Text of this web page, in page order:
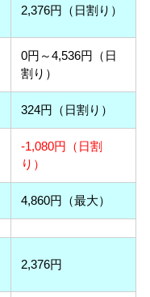
2,376円（日割り）
0円～4,536円（日
割り）
324円（日割り）
-1,080円（日割
り）
4,860円（最大）
2,376円